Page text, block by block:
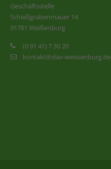
Geschäftsstelle
Schießgrabenmauer 14
91781 Weißenburg
(0 91 41) 7 30 20
kontakt@dav-weissenburg.de